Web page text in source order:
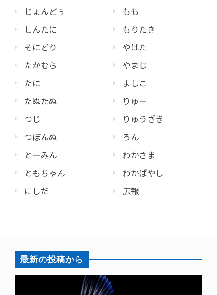
じょんどぅ
しんたに
そにどり
たかむら
たに
たぬたぬ
つじ
つぼんぬ
とーみん
ともちゃん
にしだ
もも
もりたき
やはた
やまじ
よしこ
りゅー
りゅうざき
ろん
わかさま
わかばやし
広報
最新の投稿から